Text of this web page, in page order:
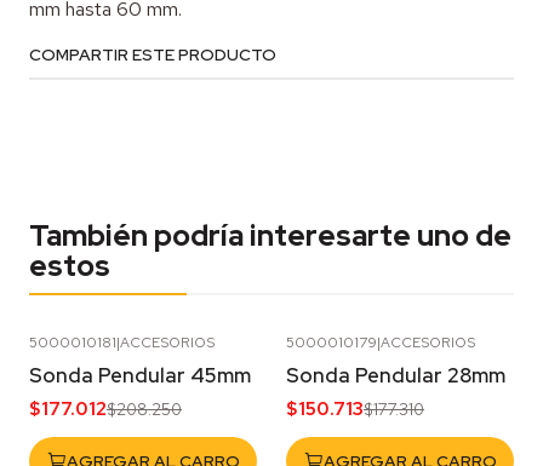
mm hasta 60 mm.
COMPARTIR ESTE PRODUCTO
También podría interesarte uno de
estos
5000010181|ACCESORIOS
Sonda Pendular 45mm
$177.012$208.250
AGREGAR AL CARRO
5000010179|ACCESORIOS
Sonda Pendular 28mm
$150.713$177.310
AGREGAR AL CARRO